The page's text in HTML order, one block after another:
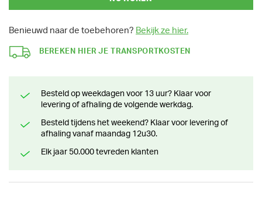
Benieuwd naar de toebehoren? Bekijk ze hier.
BEREKEN HIER JE TRANSPORTKOSTEN
Besteld op weekdagen voor 13 uur? Klaar voor
levering of afhaling de volgende werkdag.
Besteld tijdens het weekend? Klaar voor levering of
afhaling vanaf maandag 12u30.
Elk jaar 50.000 tevreden klanten